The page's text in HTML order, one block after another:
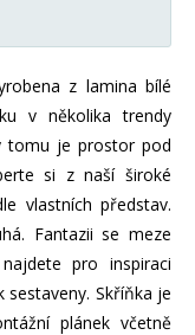
z lamina bílé
v několika trendy
tomu je prostor pod
si z naší široké
vlastních představ.
Fantazii se meze
pro inspiraci
Skříňka je
plánek včetně